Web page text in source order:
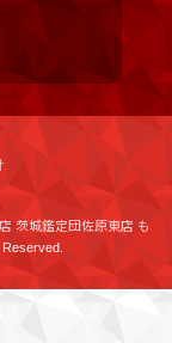
茨城鑑定団佐原東店 も
Reserved.